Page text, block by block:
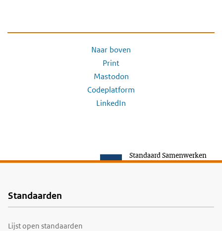
Naar boven
Print
Mastodon
Codeplatform
LinkedIn
Standaard Samenwerken
Voet
Standaarden
Lijst open standaarden